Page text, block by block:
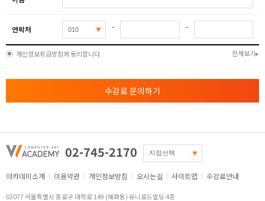
연락처 - -
개인정보취급방침에 동의합니다 전체보기
수강료 문의하기
02-745-2170
아카데미소개 이용약관 개인정보방침 오시는길 사이트맵 수강료안내
03077 서울특별시 종로구 대학로 149 (혜화동) 유니로드빌딩 4층